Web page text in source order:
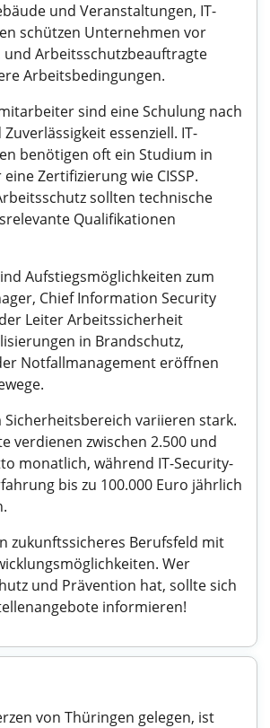
und Veranstaltungen, IT-
schützen Unternehmen vor
und Arbeitsschutzbeauftragte
Arbeitsbedingungen.
sind eine Schulung nach
Zuverlässigkeit essenziell. IT-
benötigen oft ein Studium in
Zertifizierung wie CISSP.
sollten technische
Qualifikationen
Aufstiegsmöglichkeiten zum
Chief Information Security
Leiter Arbeitssicherheit
in Brandschutz,
Notfallmanagement eröffnen
Sicherheitsbereich variieren stark.
verdienen zwischen 2.500 und
monatlich, während IT-Security-
bis zu 100.000 Euro jährlich
zukunftssicheres Berufsfeld mit
Wer
und Prävention hat, sollte sich
informieren!
von Thüringen gelegen, ist